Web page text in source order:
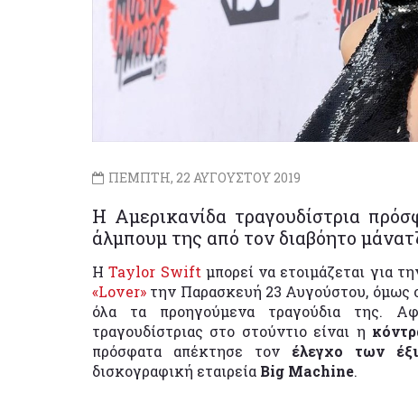
ΠΕΜΠΤΗ, 22 ΑΥΓΟΥΣΤΟΥ 2019
Η Αμερικανίδα τραγουδίστρια
άλμπουμ της από τον διαβόητο
ΗTaylor Swift μπορεί να ετοιμάζεται για
«Lover» την Παρασκευή 23 Αυγούστου, όμως
όλα τα προηγούμενα τραγούδια της.
τραγουδίστριας στο στούντιο είναι η
πρόσφατα απέκτησε τον έλεγχο των
δισκογραφική εταιρεία Big Machine.